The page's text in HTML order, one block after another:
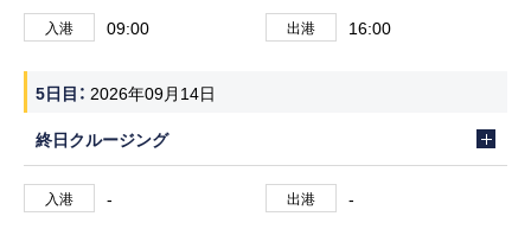
入港 09:00 出港 16:00
5日目
2026年09月14日
終日クルージング
入港 - 出港 -